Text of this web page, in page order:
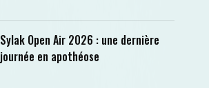
Sylak Open Air 2026 : une dernière
journée en apothéose